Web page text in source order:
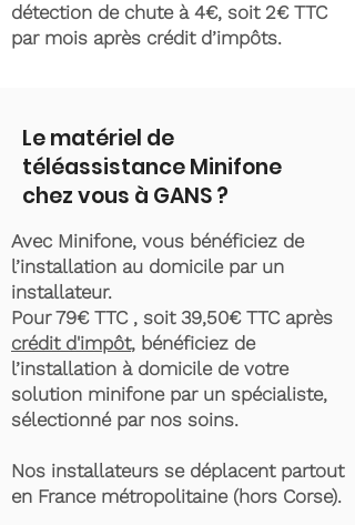
détection de chute à 4€, soit 2€ TTC
par mois après crédit d’impôts.
Le matériel de
téléassistance Minifone
chez vous à GANS ?
Avec Minifone, vous bénéficiez de
l’installation au domicile par un
installateur.
Pour 79€ TTC , soit 39,50€ TTC après
crédit d'impôt, bénéficiez de
l’installation à domicile de votre
solution minifone par un spécialiste,
sélectionné par nos soins.
Nos installateurs se déplacent partout
en France métropolitaine (hors Corse).